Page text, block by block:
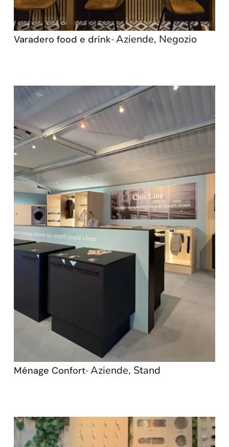
Varadero food e drink-Aziende, Negozio
Ménage Confort-Aziende, Stand